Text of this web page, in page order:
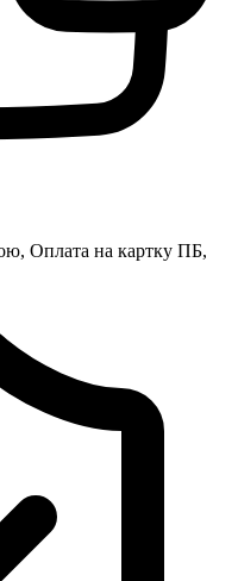
Оплата на картку ПБ,